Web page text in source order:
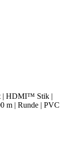
| HDMI™ Stik |
m | Runde | PVC